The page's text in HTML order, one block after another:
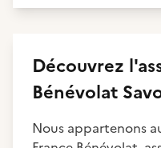
Découvrez
Bénévolat
Nous appartenons